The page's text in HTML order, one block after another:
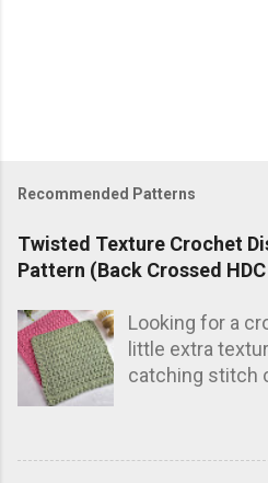
Recommended Patterns
Twisted Texture Crochet
Pattern (Back Crossed
Looking for a
little extra
catching stitch
everyday use
texture not